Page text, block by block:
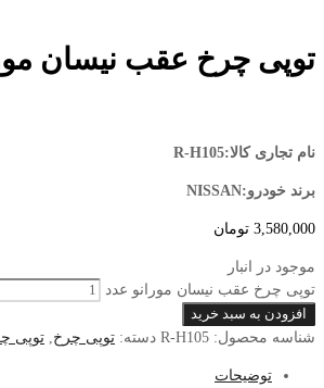
توپی چرخ عقب نیسان
نام تجاری کالا:R-H105
برند خودرو:NISSAN
3,580,000 تومان
موجود در انبار
توپی چرخ عقب نیسان مورانو عدد
افزودن به سبد خرید
شناسه محصول: R-H105 دسته: توپی چرخ توپی
توضیحات